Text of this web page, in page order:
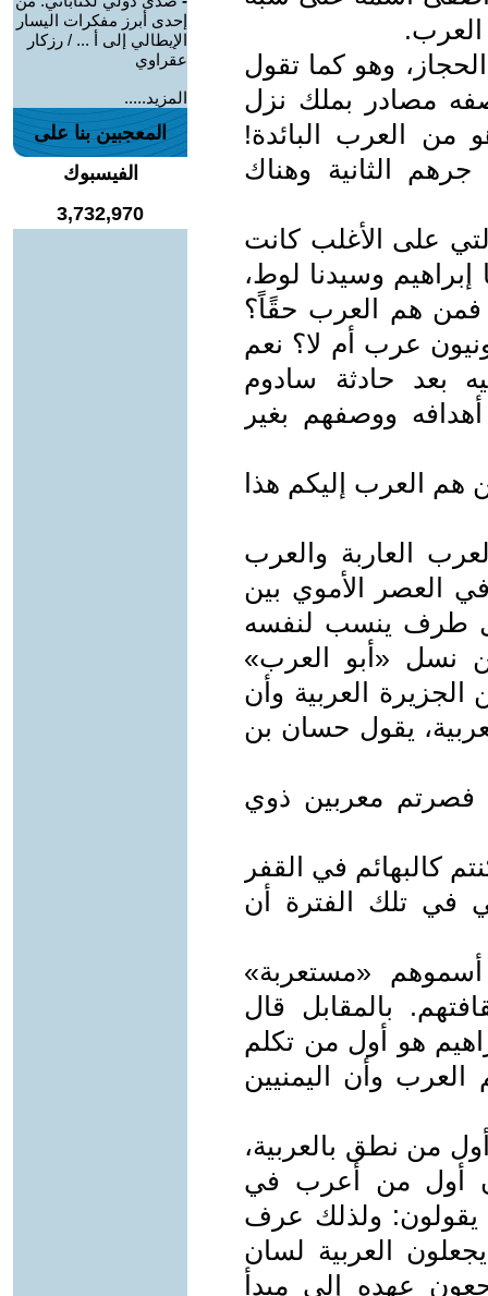
العرب.
وهو كما تقول
مصادر بملك نزل
العرب البائدة!
الثانية وهناك
على الأغلب كانت
وسيدنا لوط،
فمن هم العرب حقًاً؟
عرب أم لا؟ نعم
بعد حادثة سادوم
ووصفهم بغير
هم العرب إليكم هذا
العاربة والعرب
العصر الأموي بين
كل طرف ينسب لنفسه
نسل «أبو العرب»
العربية وأن
يقول حسان بن
فصرتم معربين ذوي
كالبهائم في القفر
في تلك الفترة أن
«مستعربة»
بالمقابل قال
هو أول من تكلم
وأن اليمنيين
من نطق بالعربية،
أول من أعرب في
يقولون: ولذلك عرف
العربية لسان
عهده إلى مبدأ
إحدى أبرز مفكرات اليسار
الإيطالي إلى أ ... / رزكار
عقراوي
المزيد.....
المعجبين بنا على
الفيسبوك
3,732,970